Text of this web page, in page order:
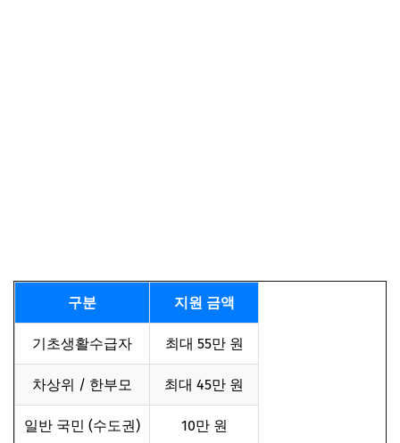
구분 지원 금액
기초생활수급자 최대 55만 원
차상위 / 한부모 최대 45만 원
일반 국민 (수도권) 10만 원